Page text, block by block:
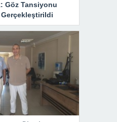
Göz Tansiyonu
Gerçekleştirildi